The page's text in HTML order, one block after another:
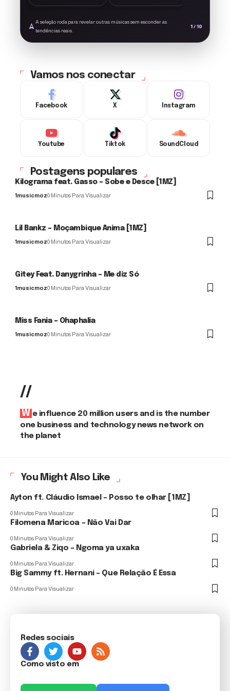
A seleção roda para revelar outras músicas sem esconder as
tendências reais.
1 / 10
Vamos nos conectar
Facebook X Instagram
Youtube Tiktok SoundCloud
Postagens populares
Kilograma feat. Gasso – Sobe e Desce [1MZ]
1musicmoz0 Minutos Para Visualizar
Lil Bankz – Moçambique Anima [1MZ]
1musicmoz0 Minutos Para Visualizar
Gitey Feat. Danygrinha – Me diz Só
1musicmoz0 Minutos Para Visualizar
Miss Fania – Ohaphalia
1musicmoz0 Minutos Para Visualizar
//
We influence 20 million users and is the number
one business and technology news network on
the planet
You Might Also Like
Ayton ft. Cláudio Ismael – Posso te olhar [1MZ]
0 Minutos Para Visualizar
Filomena Maricoa – Não Vai Dar
0 Minutos Para Visualizar
Gabriela & Ziqo – Ngoma ya uxaka
0 Minutos Para Visualizar
Big Sammy ft. Hernani – Que Relação É Essa
0 Minutos Para Visualizar
Redes sociais
Como visto em